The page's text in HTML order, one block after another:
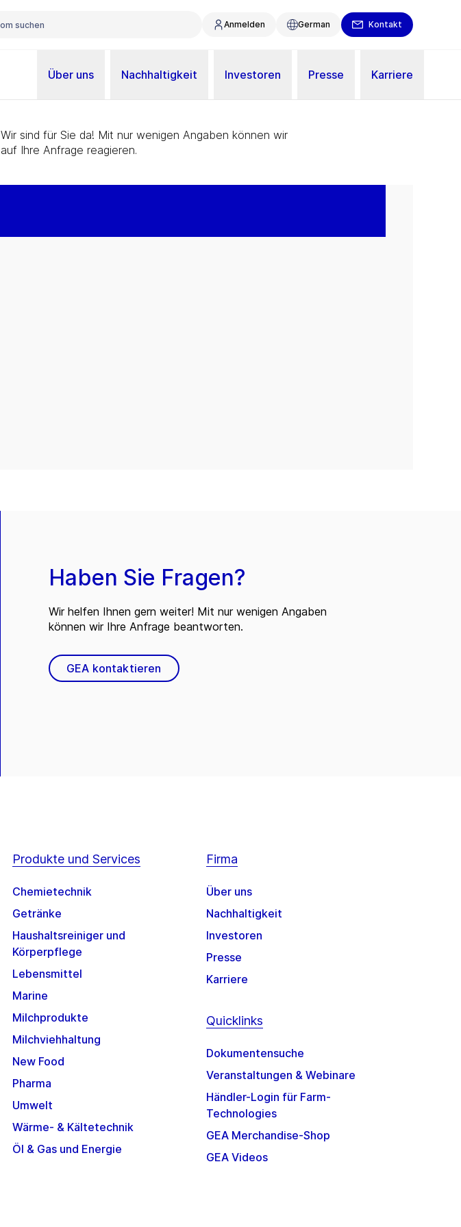
Anmelden German Kontakt
Über uns Nachhaltigkeit Investoren Presse Karriere
Wir sind für Sie da! Mit nur wenigen Angaben können wir
auf Ihre Anfrage reagieren.
Haben Sie Fragen?
Wir helfen Ihnen gern weiter! Mit nur wenigen Angaben
können wir Ihre Anfrage beantworten.
GEA kontaktieren
Produkte und Services
Chemietechnik
Getränke
Haushaltsreiniger und
Körperpflege
Lebensmittel
Marine
Milchprodukte
Milchviehhaltung
New Food
Pharma
Umwelt
Wärme- & Kältetechnik
Öl & Gas und Energie
Firma
Über uns
Nachhaltigkeit
Investoren
Presse
Karriere
Quicklinks
Dokumentensuche
Veranstaltungen & Webinare
Händler-Login für Farm-
Technologies
GEA Merchandise-Shop
GEA Videos